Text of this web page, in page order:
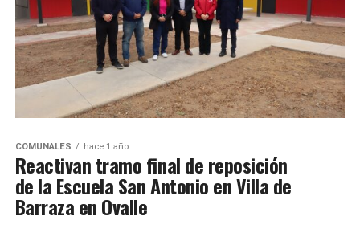
COMUNALES hace 1 año
Reactivan tramo final de reposición
de la Escuela San Antonio en Villa de
Barraza en Ovalle